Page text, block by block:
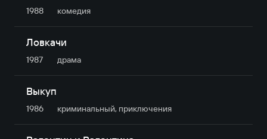
1988 комедия
Ловкачи
1987 драма
Выкуп
1986 криминальный, приключе­ния